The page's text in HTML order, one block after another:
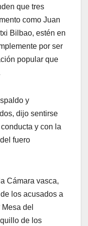
que tres
como Juan
Bilbao, estén en
por ser
popular que
y
dijo sentirse
y con la
fuero
Cámara vasca,
los acusados a
del
de los